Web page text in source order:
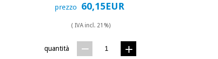
prezzo 60,15EUR
( IVA incl. 21%)
quantità